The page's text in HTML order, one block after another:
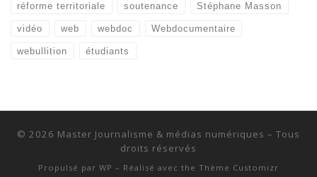
réforme territoriale soutenance Stéphane Masson
vidéo web webdoc Webdocumentaire
webullition étudiants
© 2026 Master Journalisme & médias numériques – Tous
droits réservés
Propulsé par WP – Réalisé avec the Thème Customizr